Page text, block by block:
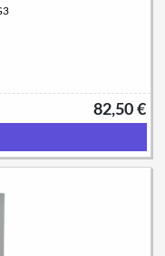
82,50 €